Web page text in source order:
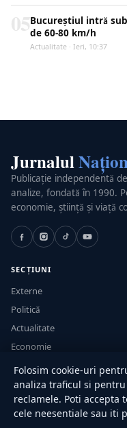
Bucureștiul intră
de 60-80 km/h
Actualitate · Ieri, 10:37
Jurnalul
Publicație independentă
analize, fondată în 1990.
economie, știință și viață
SECȚIUNI
Externe
Politică
Actualitate
Economie
Sănătate
Utile
RUBRICI
Folosim cookie-uri
analiza traficul si
reclamele. Poti accepta
cele neesentiale sau iti